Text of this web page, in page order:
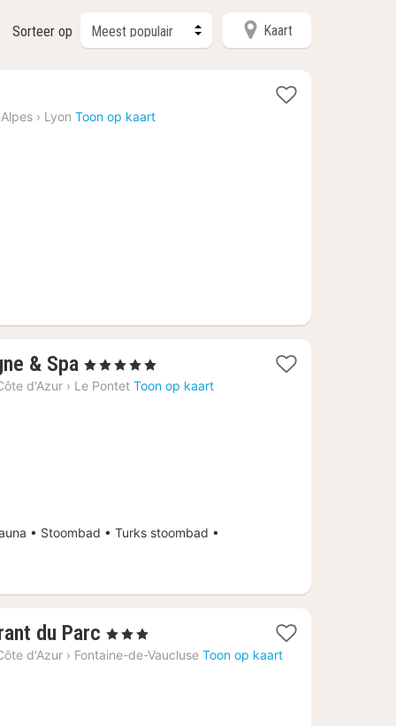
Sorteer op Kaart
› Lyon Toon op kaart
& Spa 1
nacht
, 5 Sterren
d'Azur › Le Pontet Toon op kaart
• Stoombad • Turks stoombad •
du Parc 1
nacht
, 3 Sterren
d'Azur › Fontaine-de-Vaucluse Toon op kaart